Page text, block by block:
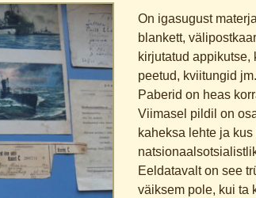
On igasugust
blankett,
kirjutatud
peetud, kviitungid jm.
Paberid on heas
Viimasel pildil on
kaheksa lehte ja
Eeldatavalt on see
väiksem pole, kui ta